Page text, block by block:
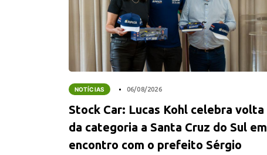
NOTÍCIAS 06/08/2026
Stock Car: Lucas Kohl celebra volta
da categoria a Santa Cruz do Sul em
encontro com o prefeito Sérgio